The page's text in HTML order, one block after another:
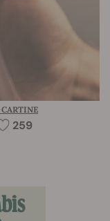
259